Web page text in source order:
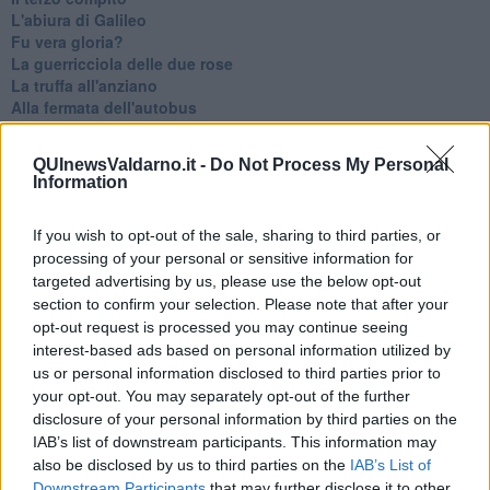
QUInewsValdarno.it - Do Not Process My Personal
Information
If you wish to opt-out of the sale, sharing to third parties, or
processing of your personal or sensitive information for
targeted advertising by us, please use the below opt-out
section to confirm your selection. Please note that after your
opt-out request is processed you may continue seeing
interest-based ads based on personal information utilized by
us or personal information disclosed to third parties prior to
your opt-out. You may separately opt-out of the further
disclosure of your personal information by third parties on the
IAB’s list of downstream participants. This information may
also be disclosed by us to third parties on the IAB’s List of
L'abiura di Galileo
Fu vera gloria?
La guerricciola delle due rose
La truffa all'anziano
Alla fermata dell'autobus
La repressione sessuale per sentito dire
Foto storica
Esequie solenni
Teste calde
Non avere e non essere
Armiamoci e... avviatevi
Da Capodanno a Carnevale
Schizzi di fango
Sor-riso amaro
Fine anno al ristorante
La festa di Capodanno
Natale 2024
Re e regnanti
A noi interessa il dito non la luna
Come rubare allo stato e vivere felici